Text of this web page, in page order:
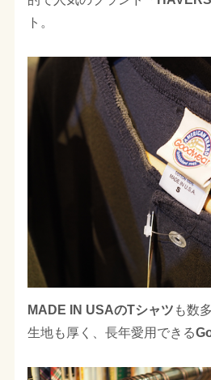
ト。
MADE IN USAのTシャツ も数
生地も厚く、長年愛用できる